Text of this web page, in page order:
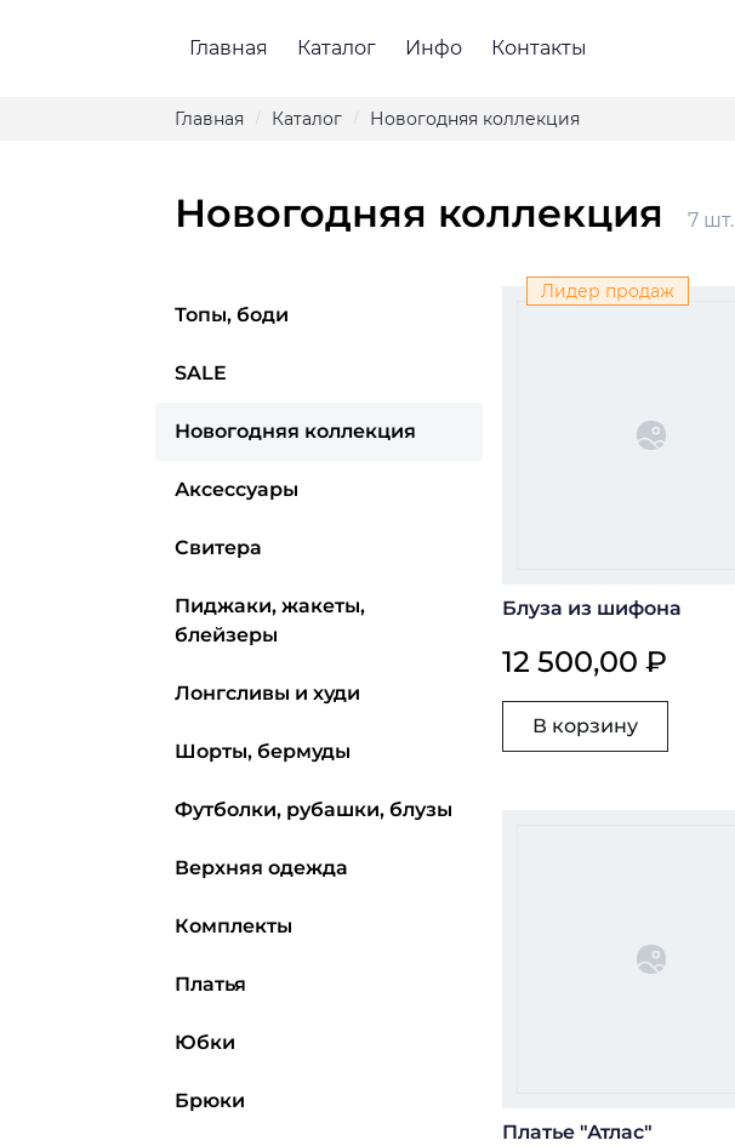
Главная Каталог Инфо Контакты
Главная / Каталог / Новогодняя коллекция
Новогодняя коллекция 7 шт.
Топы, боди
SALE
Новогодняя коллекция
Аксессуары
Свитера
Пиджаки, жакеты,
блейзеры
Лонгсливы и худи
Шорты, бермуды
Футболки, рубашки, блузы
Верхняя одежда
Комплекты
Платья
Юбки
Брюки
Лидер продаж
Блуза из шифона
12 500,00 ₽
В корзину
Платье "Атлас"